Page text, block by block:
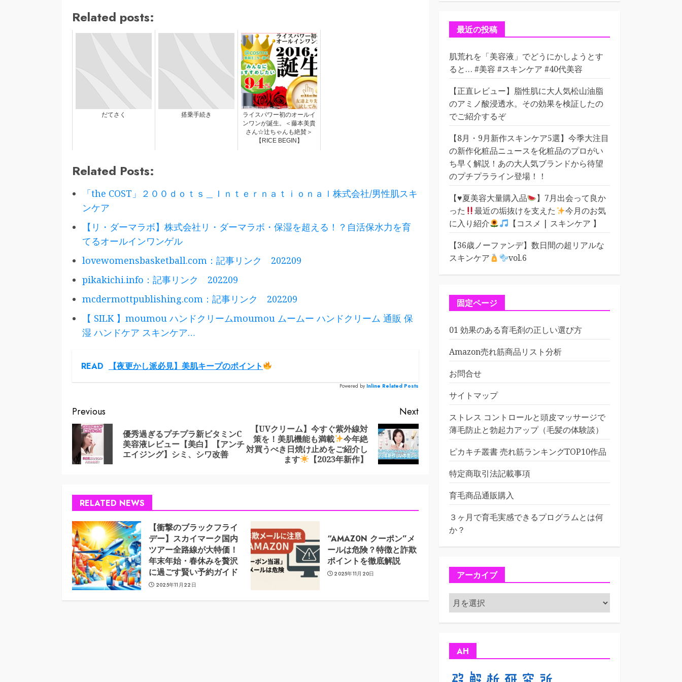
Related posts:
だてさく 搭乗手続き
ライスパワー初のオールイ
ンワンが誕生。＜藤本美貴
さん☆辻ちゃんも絶賛＞
【RICE BEGIN】
Related Posts:
「the COST」２００ｄｏｔｓ＿Ｉｎｔｅｒｎａｔｉｏｎａｌ株式会社/男性肌スキ
ンケア
【リ・ダーマラボ】株式会社リ・ダーマラボ・保湿を超える！？自活保水力を育
てるオールインワンゲル
lovewomensbasketball.com：記事リンク 202209
pikakichi.info：記事リンク 202209
mcdermottpublishing.com：記事リンク 202209
【 SILK 】moumou ハンドクリームmoumou ムームー ハンドクリーム 通販 保
湿 ハンドケア スキンケア…
READ 【夜更かし派必見】美肌キープのポイント
Powered by Inline Related Posts
Continue
Reading
Previous
Previous
post:
優秀過ぎるプチプラ新ビタミンC
美容液レビュー【美白】【アンチ
エイジング】シミ、シワ改善
Next
Next
post:
【UVクリーム】今すぐ紫外線対
策を！美肌機能も満載
今年絶
対買うべき日焼け止めをご紹介し
ます
【2023年新作】
RELATED NEWS
【衝撃のブラックフライ
デー】スカイマーク国内
ツアー全路線が大特価！
年末年始・春休みを贅沢
に過ごす賢い予約ガイド
2025年11月22日
“AMAZ0N クーポン”メ
ールは危険？特徴と詐欺
ポイントを徹底解説
2025年11月20日
ゴ
ー最近の投稿
肌荒れを「美容液」でどうにかしようとす
ると… #美容 #スキンケア #40代美容
【正直レビュー】脂性肌に大人気松山油脂
のアミノ酸浸透水。その効果を検証したの
でご紹介するぞ
【8月・9月新作スキンケア5選】今季大注目
の新作化粧品ニュースを化粧品のプロがい
ち早く解説！あの大人気ブランドから待望
のプチプラライン登場！！
【♥️夏美容大量購入品
】7月出会って良か
った
最近の垢抜けを支えた
今月のお気
に入り紹介
【コスメ | スキンケア 】
【36歳ノーファンデ】数日間の超リアルな
スキンケア
vol.6
固定ページ
01 効果のある育毛剤の正しい選び方
Amazon売れ筋商品リスト分析
お問合せ
サイトマップ
ストレス コントロールと頭皮マッサージで
薄毛防止と勃起力アップ（毛髪の体験談）
ピカキチ叢書 売れ筋ランキングTOP10作品
特定商取引法記載事項
育毛商品通販購入
３ヶ月で育毛実感できるプログラムとは何
か？
アーカイブ
ア
ー
カ
AH